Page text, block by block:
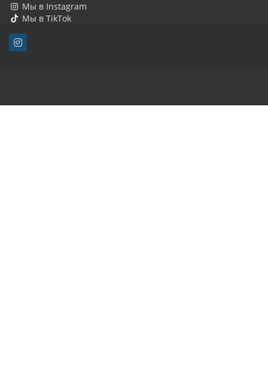
Мы в Instagram
Мы в TikTok